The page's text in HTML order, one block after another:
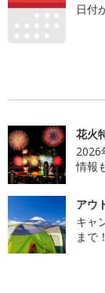
日付
花火
2026
情報
アウ
キャ
まで